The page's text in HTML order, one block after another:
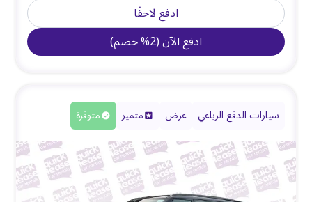
ادفع لاحقًا
ادفع الآن(
2
%خصم)
سيارات الدفع الرباعي عرض متميز متوفرة